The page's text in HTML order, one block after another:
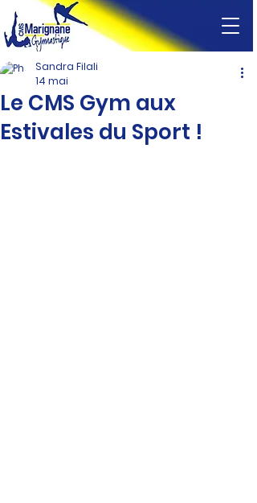
Le CMS Gym aux
Estivales du Sport !
Sandra Filali
14 mai